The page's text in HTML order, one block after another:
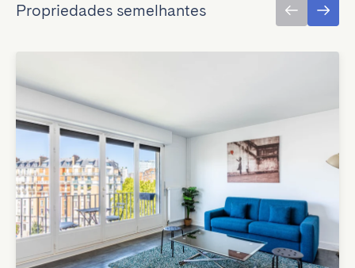
Propriedades semelhantes